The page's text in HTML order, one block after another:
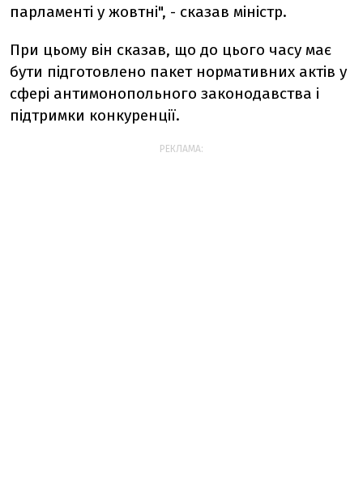
парламенті у жовтні", - сказав міністр.
При цьому він сказав, що до цього часу має
бути підготовлено пакет нормативних актів у
сфері антимонопольного законодавства і
підтримки конкуренції.
РЕКЛАМА: